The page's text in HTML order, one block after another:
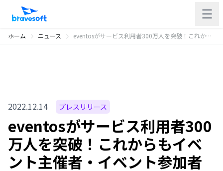
ホーム ニュース eventosがサービス利用者300万人を突破！これからもイベント主催者・イベント参加者の価値を向上させるサービスを実現いたします！
2022.12.14 プレスリリース
eventosがサービス利用者300
万人を突破！これからもイベ
ント主催者・イベント参加者